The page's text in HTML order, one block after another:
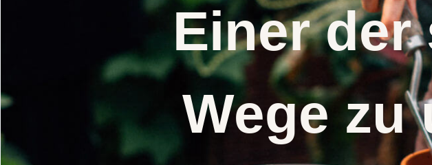
Einer
Wege